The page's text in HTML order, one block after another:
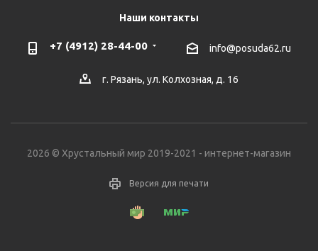
Наши контакты
+7 (4912) 28-44-00 info@posuda62.ru
г. Рязань, ул. Колхозная, д. 16
2026 © Хрустальный мир 2019-2021 - интернет-магазин
Версия для печати